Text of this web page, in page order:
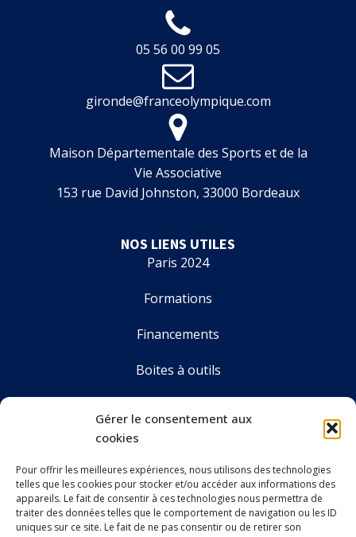
Gérer le consentement aux
cookies
Pour offrir les meilleures expériences, nous utilisons des technologies
telles que les cookies pour stocker et/ou accéder aux informations des
appareils. Le fait de consentir à ces technologies nous permettra de
traiter des données telles que le comportement de navigation ou les ID
uniques sur ce site. Le fait de ne pas consentir ou de retirer son
05 56 00 99 05
gironde@franceolympique.com
Maison Départementale des Sports et de la
Vie Associative
153 rue David Johnston, 33000 Bordeaux
NOS LIENS UTILES
Paris 2024
Formations
Financements
Boites à outils
LE CDOS GIRONDE
Accueil
Le CDOS 33